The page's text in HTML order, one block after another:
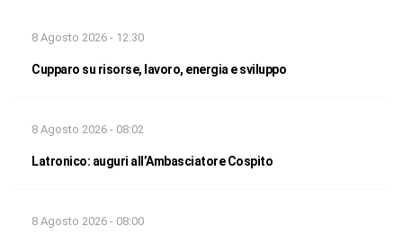
8 Agosto 2026 - 12:30
Cupparo su risorse, lavoro, energia e sviluppo
8 Agosto 2026 - 08:02
Latronico: auguri all’Ambasciatore Cospito
8 Agosto 2026 - 08:00